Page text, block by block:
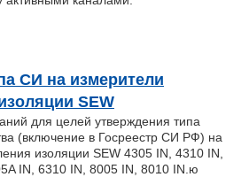
СИ на измерители
SEW
для целей утверждения типа
(включение в Госреестр СИ РФ) на
изоляции SEW 4305 IN, 4310 IN,
IN, 6310 IN, 8005 IN, 8010 IN.ю